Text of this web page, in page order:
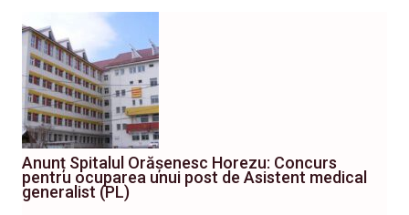
Anunț Spitalul Orășenesc Horezu: Concurs
pentru ocuparea unui post de Asistent medical
generalist (PL)